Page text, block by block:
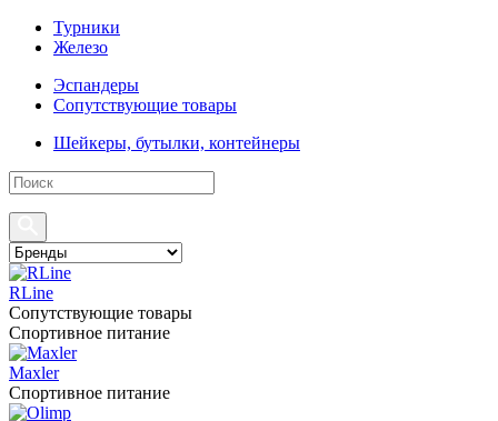
Турники
Железо
Эспандеры
Сопутствующие товары
Шейкеры, бутылки, контейнеры
RLine
Сопутствующие товары
Спортивное питание
Maxler
Спортивное питание